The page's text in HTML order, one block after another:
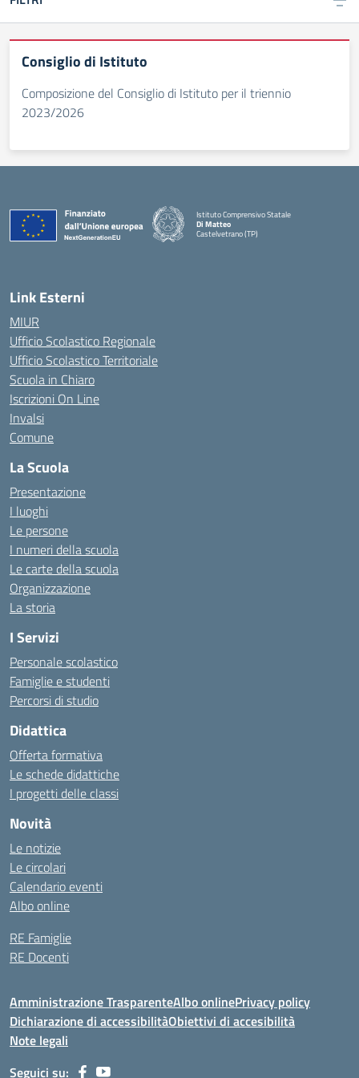
Consiglio di Istituto
Composizione del Consiglio di Istituto per il triennio
2023/2026
Istituto Comprensivo Statale
Di Matteo
Castelvetrano (TP)
Link Esterni
MIUR
Ufficio Scolastico Regionale
Ufficio Scolastico Territoriale
Scuola in Chiaro
Iscrizioni On Line
Invalsi
Comune
La Scuola
Presentazione
I luoghi
Le persone
I numeri della scuola
Le carte della scuola
Organizzazione
La storia
I Servizi
Personale scolastico
Famiglie e studenti
Percorsi di studio
Didattica
Offerta formativa
Le schede didattiche
I progetti delle classi
Novità
Le notizie
Le circolari
Calendario eventi
Albo online
RE Famiglie
RE Docenti
Amministrazione TrasparenteAlbo onlinePrivacy policy
Dichiarazione di accessibilitàObiettivi di accesibilità
Note legali
Seguici su: